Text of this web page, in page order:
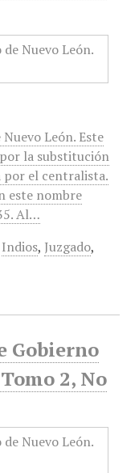
León. Este
la substitución
por el centralista.
este nombre
Al…
Indios, Juzgado,
Gobierno
2, No